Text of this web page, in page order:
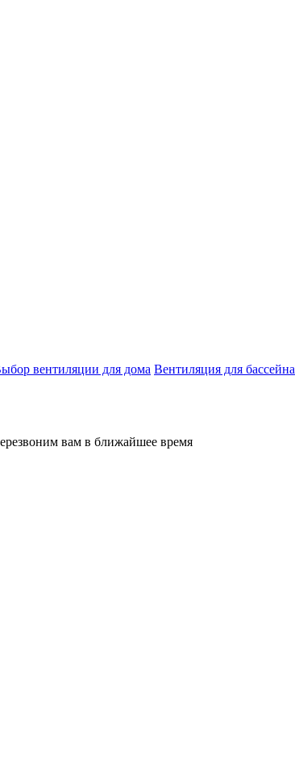
вентиляции для дома Вентиляция для бассейна
вам в ближайшее время